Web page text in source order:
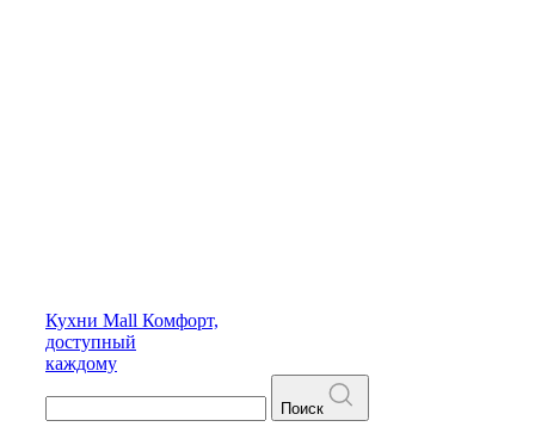
Кухни Mall Комфорт,
доступный
каждому
Поиск